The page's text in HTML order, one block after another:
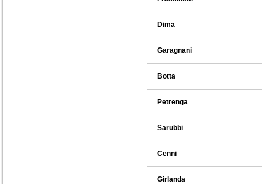
Dima
Garagnani
Botta
Petrenga
Sarubbi
Cenni
Girlanda